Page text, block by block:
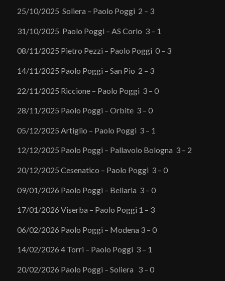
25/10/2025 Soliera – Paolo Poggi 2 – 3
31/10/2025 Paolo Poggi – AS Corlo 3 – 1
08/11/2025 Pietro Pezzi – Paolo Poggi 0 – 3
14/11/2025 Paolo Poggi – San Pio 2 – 3
22/11/2025 Riccione – Paolo Poggi 3 – 0
28/11/2025 Paolo Poggi – Orbite 3 – 0
05/12/2025 Artiglio – Paolo Poggi 3 – 1
12/12/2025 Paolo Poggi – Pallavolo Bologna 3 – 2
20/12/2025 Cesenatico – Paolo Poggi 3 – 0
09/01/2026 Paolo Poggi – Bellaria 3 – 0
17/01/2026 Viserba – Paolo Poggi 1 – 3
06/02/2026 Paolo Poggi – Modena 3 – 0
14/02/2026 4 Torri – Paolo Poggi 3 – 1
20/02/2026 Paolo Poggi – Soliera 3 – 0